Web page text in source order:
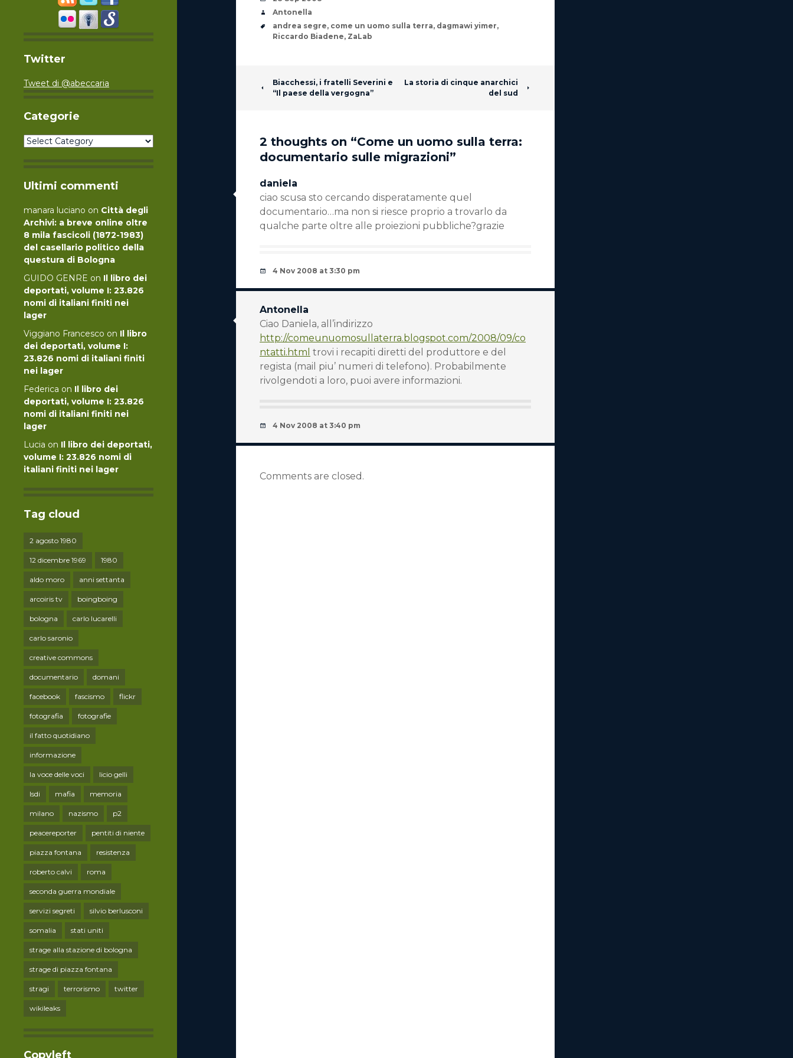
Twitter
Tweet di @abeccaria
Categorie
Categorie
Ultimi commenti
manara luciano on Città degli
Archivi: a breve online oltre
8 mila fascicoli (1872-1983)
del casellario politico della
questura di Bologna
GUIDO GENRE on Il libro dei
deportati, volume I: 23.826
nomi di italiani finiti nei
lager
Viggiano Francesco on Il libro
dei deportati, volume I:
23.826 nomi di italiani finiti
nei lager
Federica on Il libro dei
deportati, volume I: 23.826
nomi di italiani finiti nei
lager
Lucia on Il libro dei deportati,
volume I: 23.826 nomi di
italiani finiti nei lager
Tag cloud
2 agosto 1980
12 dicembre 1969 1980
aldo moro anni settanta
arcoiris tv boingboing
bologna carlo lucarelli
carlo saronio
creative commons
documentario domani
facebook fascismo flickr
fotografia fotografie
il fatto quotidiano
informazione
la voce delle voci licio gelli
lsdi mafia memoria
milano nazismo p2
peacereporter pentiti di niente
piazza fontana resistenza
roberto calvi roma
seconda guerra mondiale
servizi segreti silvio berlusconi
somalia stati uniti
strage alla stazione di bologna
strage di piazza fontana
stragi terrorismo twitter
wikileaks
Copyleft
Author
Antonella
Tags
andrea segre, come un uomo sulla terra, dagmawi yimer,
Riccardo Biadene, ZaLab
Post navigation
Biacchessi, i fratelli Severini e
“Il paese della vergogna”
La storia di cinque anarchici
del sud
2 thoughts on “Come un uomo sulla terra:
documentario sulle migrazioni”
daniela
ciao scusa sto cercando disperatamente quel
documentario…ma non si riesce proprio a trovarlo da
qualche parte oltre alle proiezioni pubbliche?grazie
4 Nov 2008 at 3:30 pm
Antonella
Ciao Daniela, all’indirizzo
http://comeunuomosullaterra.blogspot.com/2008/09/co
ntatti.html trovi i recapiti diretti del produttore e del
regista (mail piu’ numeri di telefono). Probabilmente
rivolgendoti a loro, puoi avere informazioni.
4 Nov 2008 at 3:40 pm
Comments are closed.